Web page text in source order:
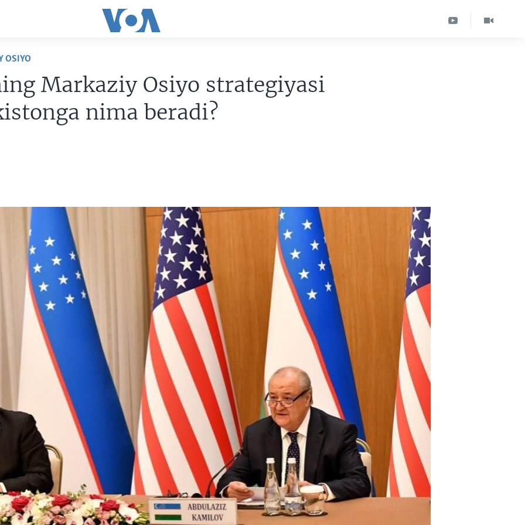
OSIYO
Markaziy Osiyo strategiyasi
nima beradi?